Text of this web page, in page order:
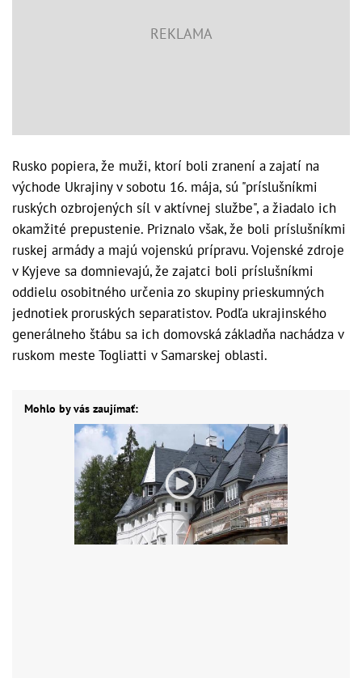
Rusko popiera, že muži, ktorí boli zranení a zajatí na
východe Ukrajiny v sobotu 16. mája, sú "príslušníkmi
ruských ozbrojených síl v aktívnej službe", a žiadalo ich
okamžité prepustenie. Priznalo však, že boli príslušníkmi
ruskej armády a majú vojenskú prípravu. Vojenské zdroje
v Kyjeve sa domnievajú, že zajatci boli príslušníkmi
oddielu osobitného určenia zo skupiny prieskumných
jednotiek proruských separatistov. Podľa ukrajinského
generálneho štábu sa ich domovská základňa nachádza v
ruskom meste Togliatti v Samarskej oblasti.
Mohlo by vás zaujímať: